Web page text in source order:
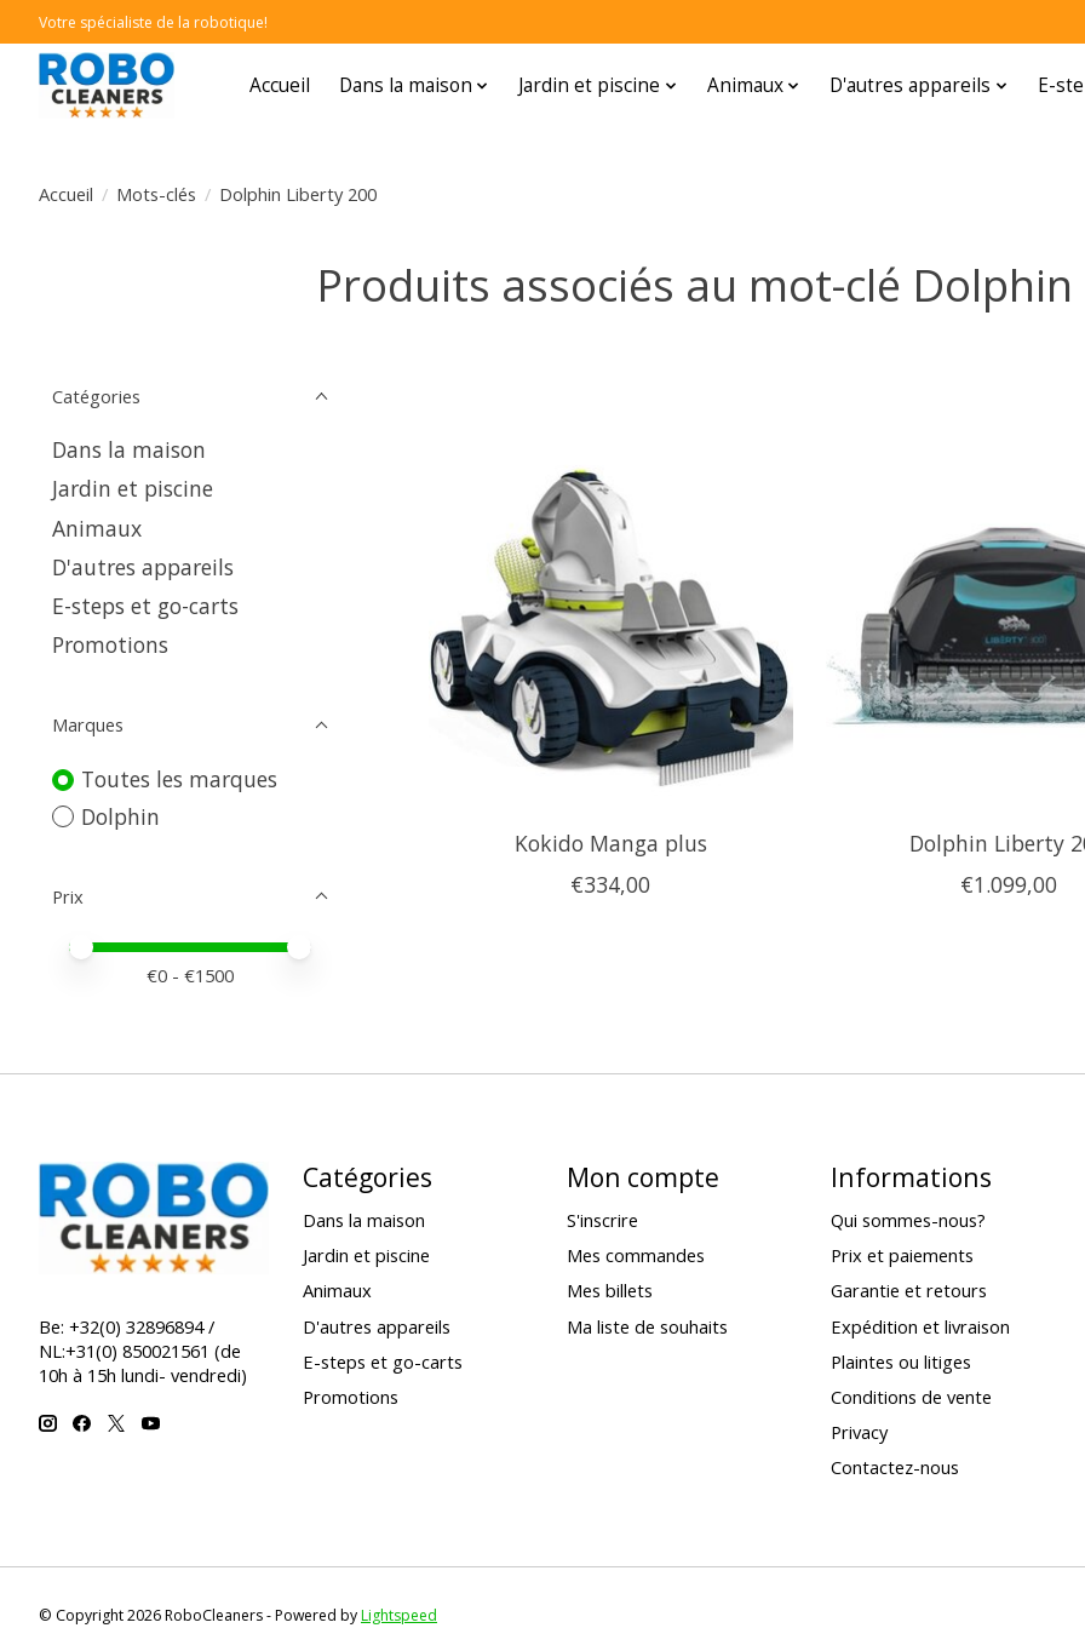
Votre spécialiste de la robotique!
Accueil Dans la maison Jardin et piscine Animaux D'autres appareils E-
Accueil / Mots-clés / Dolphin Liberty 200
Produits associés au mot-clé
Catégories
Dans la maison
Jardin et piscine
Animaux
D'autres appareils
E-steps et go-carts
Promotions
Marques
Toutes les marques
Dolphin
Prix
Prix minimum
Price maximum value
€0 - €1500
Kokido Manga plus
€334,00
Dolphin Liberty
€1.099,00
Be: +32(0) 32896894 /
NL:+31(0) 850021561 (de
10h à 15h lundi- vendredi)
Catégories
Dans la maison
Jardin et piscine
Animaux
D'autres appareils
E-steps et go-carts
Promotions
Mon compte
S'inscrire
Mes commandes
Mes billets
Ma liste de souhaits
Informations
Qui sommes-nous?
Prix et paiements
Garantie et retours
Expédition et livraison
Plaintes ou litiges
Conditions de vente
Privacy
Contactez-nous
© Copyright 2026 RoboCleaners - Powered byLightspeed